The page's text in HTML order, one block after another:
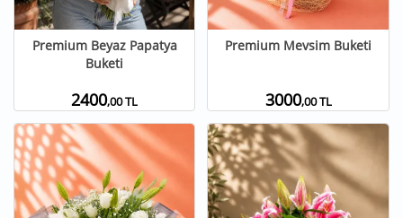
Premium Beyaz Papatya
Buketi
2400,00 TL
Premium Mevsim Buketi
3000,00 TL